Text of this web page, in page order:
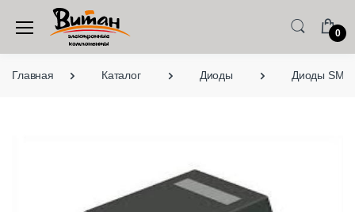
0
Главная Каталог Диоды Диоды SMD